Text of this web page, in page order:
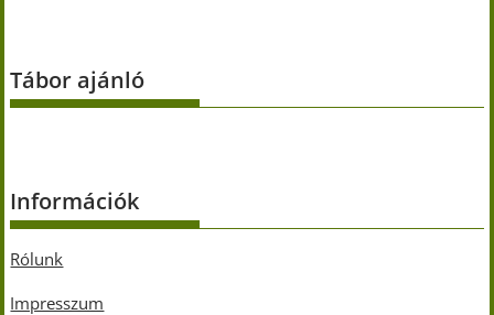
Tábor ajánló
Információk
Rólunk
Impresszum